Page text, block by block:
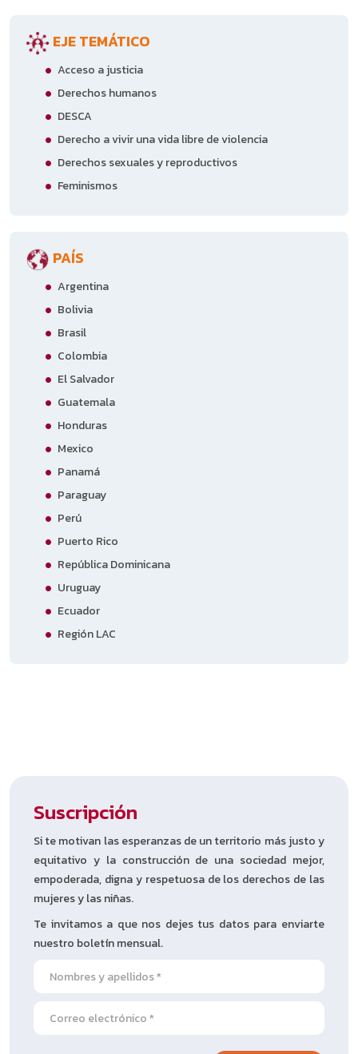
EJE TEMÁTICO
Acceso a justicia
Derechos humanos
DESCA
Derecho a vivir una vida libre de violencia
Derechos sexuales y reproductivos
Feminismos
PAÍS
Argentina
Bolivia
Brasil
Colombia
El Salvador
Guatemala
Honduras
Mexico
Panamá
Paraguay
Perú
Puerto Rico
República Dominicana
Uruguay
Ecuador
Región LAC
Suscripción
Si te motivan las esperanzas de un territorio más justo y
equitativo y la construcción de una sociedad mejor,
empoderada, digna y respetuosa de los derechos de las
mujeres y las niñas.
Te invitamos a que nos dejes tus datos para enviarte
nuestro boletín mensual.